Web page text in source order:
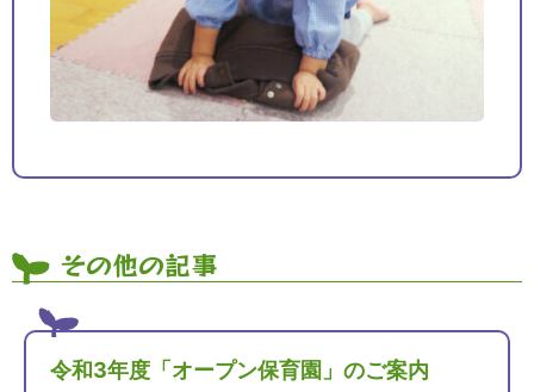
その他の記事
令和3年度「オープン保育園」のご案内